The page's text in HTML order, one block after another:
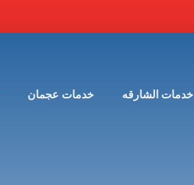
خدمات الشارقه خدمات عجمان